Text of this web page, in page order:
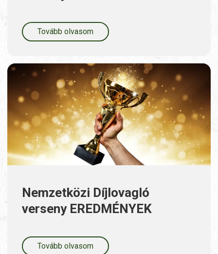
Tovább olvasom
Nemzetközi Díjlovagló
verseny EREDMÉNYEK
Tovább olvasom